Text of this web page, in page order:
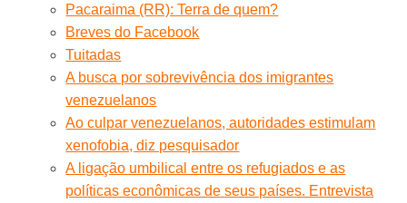
Pacaraima (RR): Terra de quem?
Breves do Facebook
Tuitadas
A busca por sobrevivência dos imigrantes
venezuelanos
Ao culpar venezuelanos, autoridades estimulam
xenofobia, diz pesquisador
A ligação umbilical entre os refugiados e as
políticas econômicas de seus países. Entrevista